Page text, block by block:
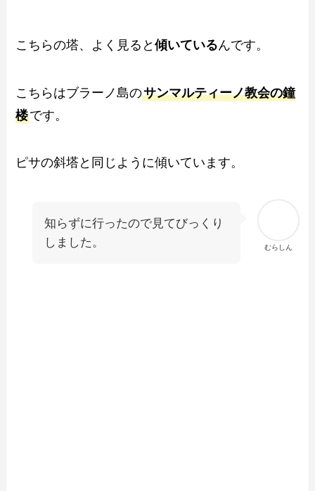
こちらの塔、よく見ると傾いているんです。
こちらはブラーノ島のサンマルティーノ教会の鐘
楼です。
ピサの斜塔と同じように傾いています。
むらしん
知らずに行ったので見てびっくり
しました。